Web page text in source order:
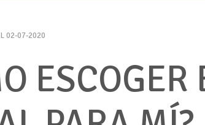
02-07-2020
ESCOGER